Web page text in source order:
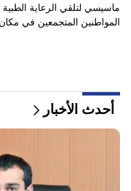
ماسيسي لتلقي الرعاية
المواطنين المتجمعين في
أحدث الأخبار